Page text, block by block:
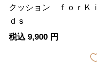
クッション ｆｏｒＫｉ
ｄｓ
税込 9,900円